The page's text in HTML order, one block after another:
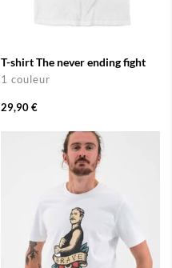
T-shirt The never ending fight
1 couleur
29,90 €